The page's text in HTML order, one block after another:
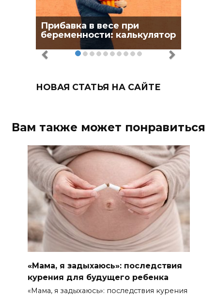
Прибавка в весе при
беременности: калькулятор
НОВАЯ СТАТЬЯ НА САЙТЕ
Вам также может понравиться
«Мама, я задыхаюсь»: последствия
курения для будущего ребенка
«Мама, я задыхаюсь»: последствия курения